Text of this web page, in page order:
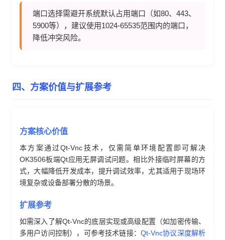
端口选择需避开系统默认占用端口（如80、443、
5900等），建议使用1024-65535范围内的端口，
降低冲突风险。
四、方案价值与扩展参考
方案核心价值
本方案通过Qt-Vnc技术，仅需简单环境配置即可解决
OK3506板端Qt应用无屏调试问题。相比外接临时屏幕的方
式，大幅降低开发成本，提升调试效率，尤其适用于现场环
境复杂或设备部署分散的场景。
扩展参考
如需深入了解Qt-Vnc的底层实现或高级配置（如加密传输、
多用户访问控制），可参考技术链接： Qt-Vnc协议深度解析